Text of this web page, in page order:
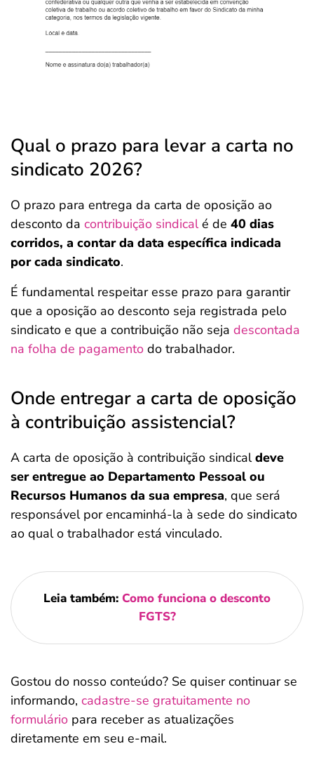
Qual o prazo para levar a carta no
sindicato 2026?
O prazo para entrega da carta de oposição ao
desconto da contribuição sindicalé de 40 dias
corridos, a contar da data específica indicada
por cada sindicato.
É fundamental respeitar esse prazo para garantir
que a oposição ao desconto seja registrada pelo
sindicato e que a contribuição não seja descontada
na folha de pagamento do trabalhador.
Onde entregar a carta de oposição
à contribuição assistencial?
A carta de oposição à contribuição sindicaldeve
ser entregue ao Departamento Pessoal ou
Recursos Humanos da sua empresa, que será
responsável por encaminhá-la à sede do sindicato
ao qual o trabalhador está vinculado.
Leia também: Como funciona o desconto
FGTS?
Gostou do nosso conteúdo? Se quiser continuar se
informando, cadastre-se gratuitamente no
formulário para receber as atualizações
diretamente em seu e-mail.